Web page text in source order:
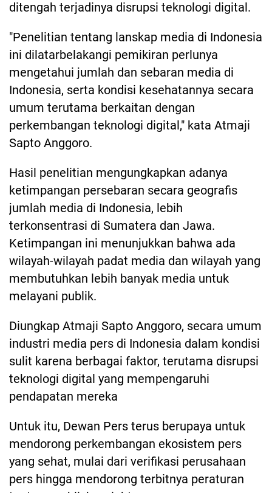
ditengah terjadinya disrupsi teknologi digital.
"Penelitian tentang lanskap media di Indonesia
ini dilatarbelakangi pemikiran perlunya
mengetahui jumlah dan sebaran media di
Indonesia, serta kondisi kesehatannya secara
umum terutama berkaitan dengan
perkembangan teknologi digital," kata Atmaji
Sapto Anggoro.
Hasil penelitian mengungkapkan adanya
ketimpangan persebaran secara geografis
jumlah media di Indonesia, lebih
terkonsentrasi di Sumatera dan Jawa.
Ketimpangan ini menunjukkan bahwa ada
wilayah-wilayah padat media dan wilayah yang
membutuhkan lebih banyak media untuk
melayani publik.
Diungkap Atmaji Sapto Anggoro, secara umum
industri media pers di Indonesia dalam kondisi
sulit karena berbagai faktor, terutama disrupsi
teknologi digital yang mempengaruhi
pendapatan mereka
Untuk itu, Dewan Pers terus berupaya untuk
mendorong perkembangan ekosistem pers
yang sehat, mulai dari verifikasi perusahaan
pers hingga mendorong terbitnya peraturan